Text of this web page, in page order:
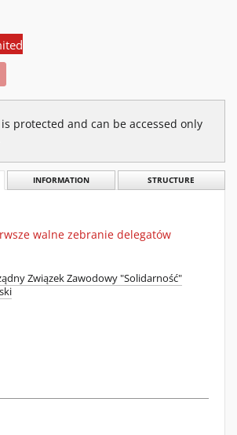
protected and can be accessed only
INFORMATION STRUCTURE
walne zebranie delegatów
Związek Zawodowy "Solidarność"